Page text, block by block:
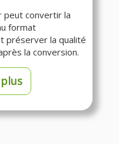
peut convertir la
format
préserver la qualité
la conversion.